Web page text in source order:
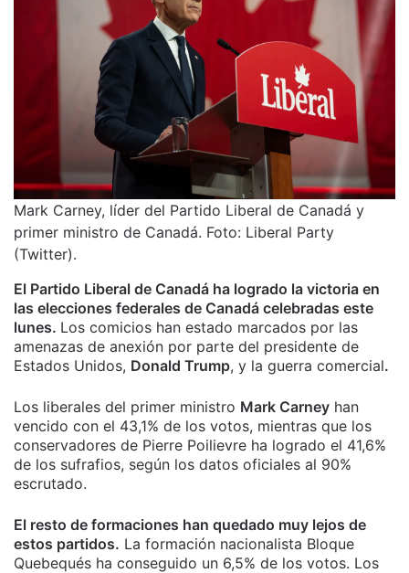
Mark Carney, líder del Partido Liberal de Canadá y
primer ministro de Canadá. Foto: Liberal Party
(Twitter).
El Partido Liberal de Canadá ha logrado la victoria en
las elecciones federales de Canadá celebradas este
lunes. Los comicios han estado marcados por las
amenazas de anexión por parte del presidente de
Estados Unidos, Donald Trump, y la guerra comercial.
Los liberales del primer ministro Mark Carney han
vencido con el 43,1% de los votos, mientras que los
conservadores de Pierre Poilievre ha logrado el 41,6%
de los sufrafios, según los datos oficiales al 90%
escrutado.
El resto de formaciones han quedado muy lejos de
estos partidos. La formación nacionalista Bloque
Quebequés ha conseguido un 6,5% de los votos. Los